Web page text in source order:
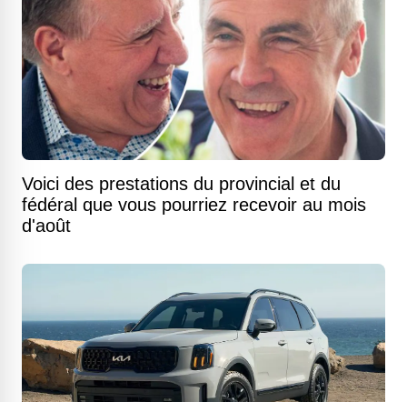
Voici des prestations du provincial et du
fédéral que vous pourriez recevoir au mois
d'août